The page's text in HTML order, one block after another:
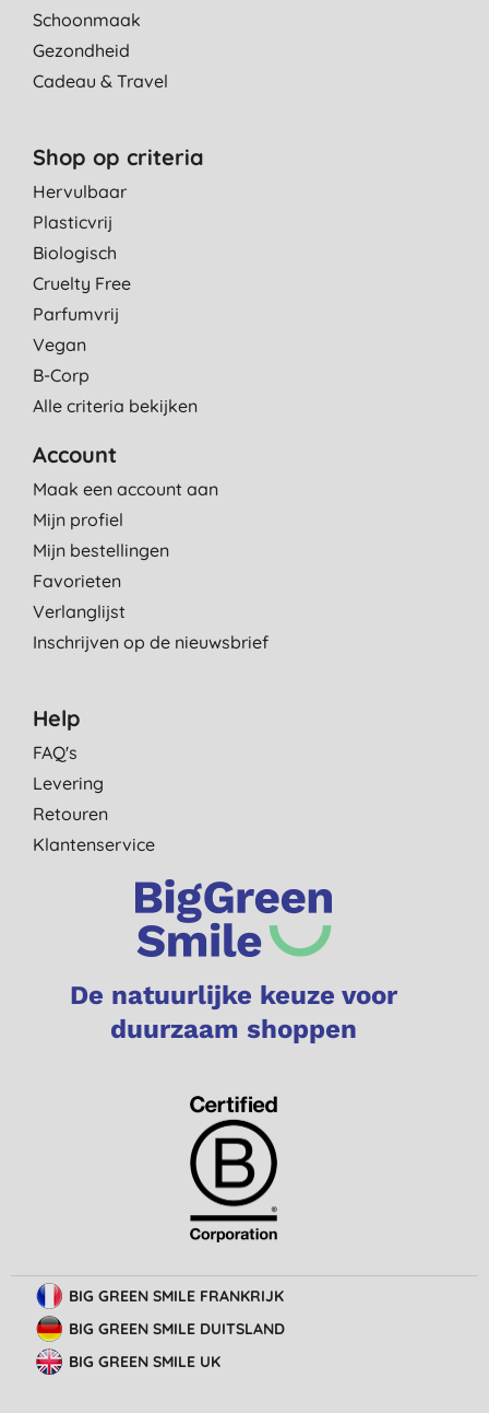
Schoonmaak
Gezondheid
Cadeau & Travel
Shop op criteria
Hervulbaar
Plasticvrij
Biologisch
Cruelty Free
Parfumvrij
Vegan
B-Corp
Alle criteria bekijken
Account
Maak een account aan
Mijn profiel
Mijn bestellingen
Favorieten
Verlanglijst
Inschrijven op de nieuwsbrief
Help
FAQ's
Levering
Retouren
Klantenservice
De natuurlijke keuze voor
duurzaam shoppen
BIG GREEN SMILE FRANKRIJK
BIG GREEN SMILE DUITSLAND
BIG GREEN SMILE UK